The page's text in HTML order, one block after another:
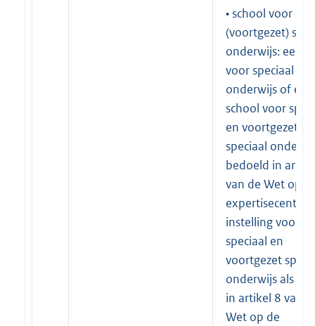
• school voor
(voortgezet)
onderwijs: een
voor speciaal
onderwijs of een
school voor
en voortgezet
speciaal
bedoeld in
van de Wet op
expertisecentra,
instelling voor
speciaal en
voortgezet
onderwijs als
in artikel 8 van
Wet op de